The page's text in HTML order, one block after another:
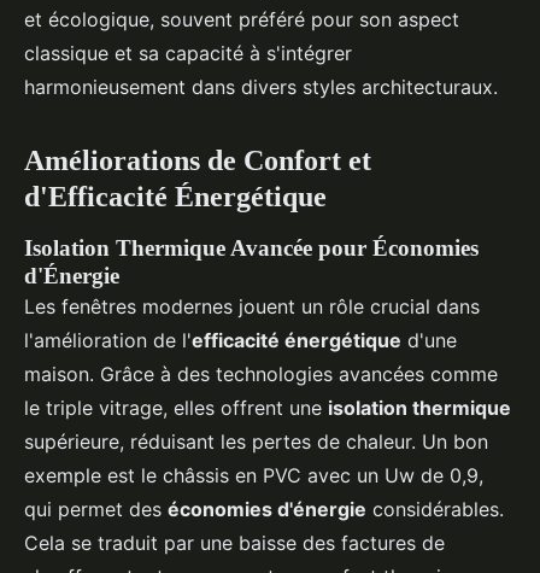
et écologique, souvent préféré pour son aspect
classique et sa capacité à s'intégrer
harmonieusement dans divers styles architecturaux.
Améliorations de Confort et
d'Efficacité Énergétique
Isolation Thermique Avancée pour Économies
d'Énergie
Les fenêtres modernes jouent un rôle crucial dans
l'amélioration de l'efficacité énergétique d'une
maison. Grâce à des technologies avancées comme
le triple vitrage, elles offrent une isolation thermique
supérieure, réduisant les pertes de chaleur. Un bon
exemple est le châssis en PVC avec un Uw de 0,9,
qui permet des économies d'énergie considérables.
Cela se traduit par une baisse des factures de